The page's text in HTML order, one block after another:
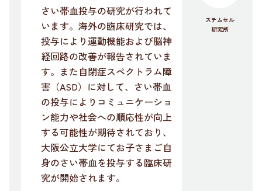
ステムセル
研究所
さい帯血投与の研究が行われて
います。海外の臨床研究では、
投与により運動機能および脳神
経回路の改善が報告されていま
す。また自閉症スペクトラム障
害（ASD）に対して、さい帯血
の投与によりコミュニケーショ
ン能力や社会への順応性が向上
する可能性が期待されており、
大阪公立大学にてお子さまご自
身のさい帯血を投与する臨床研
究が開始されます。